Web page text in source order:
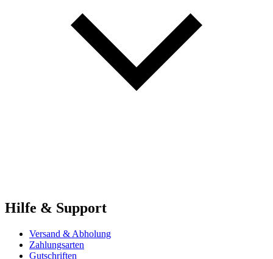
Hilfe & Support
Versand & Abholung
Zahlungsarten
Gutschriften